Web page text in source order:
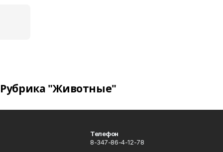
Рубрика "Животные"
Телефон
8-347-86-4-12-78